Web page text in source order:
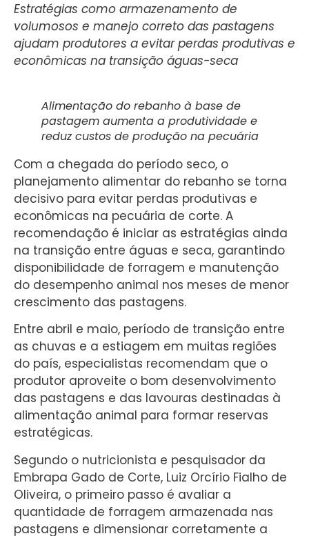
Estratégias como armazenamento de
volumosos e manejo correto das pastagens
ajudam produtores a evitar perdas produtivas e
econômicas na transição águas-seca
Alimentação do rebanho à base de
pastagem aumenta a produtividade e
reduz custos de produção na pecuária
Com a chegada do período seco, o
planejamento alimentar do rebanho se torna
decisivo para evitar perdas produtivas e
econômicas na pecuária de corte. A
recomendação é iniciar as estratégias ainda
na transição entre águas e seca, garantindo
disponibilidade de forragem e manutenção
do desempenho animal nos meses de menor
crescimento das pastagens.
Entre abril e maio, período de transição entre
as chuvas e a estiagem em muitas regiões
do país, especialistas recomendam que o
produtor aproveite o bom desenvolvimento
das pastagens e das lavouras destinadas à
alimentação animal para formar reservas
estratégicas.
Segundo o nutricionista e pesquisador da
Embrapa Gado de Corte, Luiz Orcírio Fialho de
Oliveira, o primeiro passo é avaliar a
quantidade de forragem armazenada nas
pastagens e dimensionar corretamente a